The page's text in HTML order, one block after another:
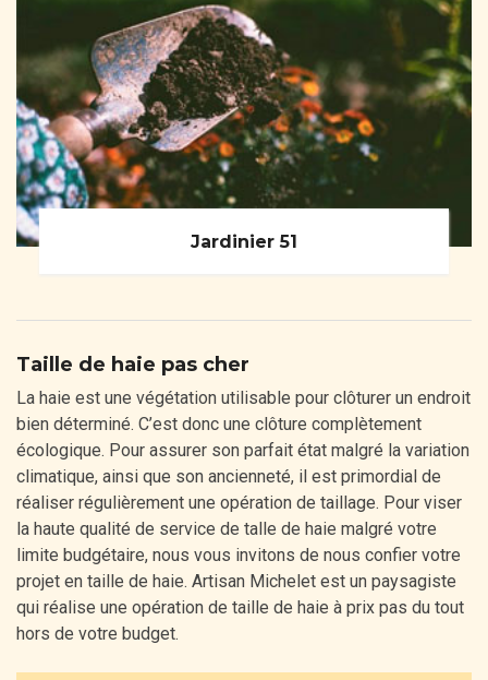
Jardinier 51
Taille de haie pas cher
La haie est une végétation utilisable pour clôturer un endroit
bien déterminé. C’est donc une clôture complètement
écologique. Pour assurer son parfait état malgré la variation
climatique, ainsi que son ancienneté, il est primordial de
réaliser régulièrement une opération de taillage. Pour viser
la haute qualité de service de talle de haie malgré votre
limite budgétaire, nous vous invitons de nous confier votre
projet en taille de haie. Artisan Michelet est un paysagiste
qui réalise une opération de taille de haie à prix pas du tout
hors de votre budget.